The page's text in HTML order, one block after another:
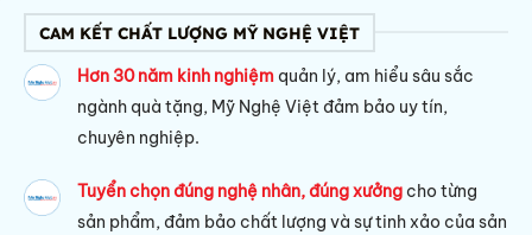
CAM KẾT CHẤT LƯỢNG MỸ NGHỆ VIỆT
Hơn 30 năm kinh nghiệm quản lý, am hiểu sâu sắc
ngành quà tặng, Mỹ Nghệ Việt đảm bảo uy tín,
chuyên nghiệp.
Tuyển chọn đúng nghệ nhân, đúng xưởng cho từng
sản phẩm, đảm bảo chất lượng và sự tinh xảo của sản